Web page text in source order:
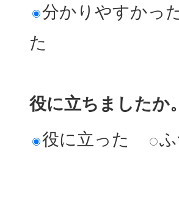
分かりやすかっ
た
役に立ちましたか。
役に立った